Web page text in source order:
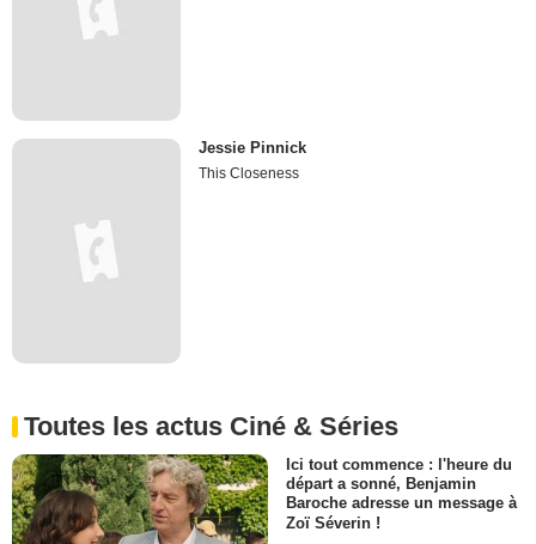
Jessie Pinnick
This Closeness
Toutes les actus Ciné & Séries
Ici tout commence : l'heure du
départ a sonné, Benjamin
Baroche adresse un message à
Zoï Séverin !